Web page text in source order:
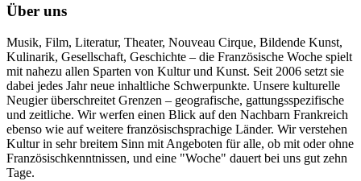
Über uns
Musik, Film, Literatur, Theater, Nouveau Cirque, Bildende Kunst,
Kulinarik, Gesellschaft, Geschichte – die Französische Woche spielt
mit nahezu allen Sparten von Kultur und Kunst. Seit 2006 setzt sie
dabei jedes Jahr neue inhaltliche Schwerpunkte. Unsere kulturelle
Neugier überschreitet Grenzen – geografische, gattungsspezifische
und zeitliche. Wir werfen einen Blick auf den Nachbarn Frankreich
ebenso wie auf weitere französischsprachige Länder. Wir verstehen
Kultur in sehr breitem Sinn mit Angeboten für alle, ob mit oder ohne
Französischkenntnissen, und eine "Woche" dauert bei uns gut zehn
Tage.